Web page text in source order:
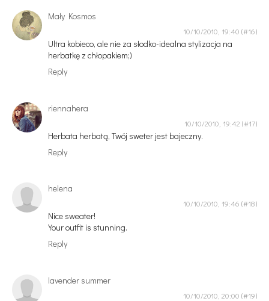
Mały Kosmos
10/10/2010, 19:40
Ultra kobieco, ale nie za słodko-idealna stylizacja na
herbatkę z chłopakiem;)
Reply
riennahera
10/10/2010, 19:42
Herbata herbatą, Twój sweter jest bajeczny.
Reply
helena
10/10/2010, 19:46
Nice sweater!
Your outfit is stunning.
Reply
lavender summer
10/10/2010, 20:00